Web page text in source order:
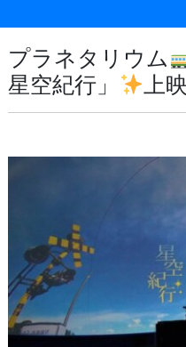
プラネタリウム
星空紀行」
上